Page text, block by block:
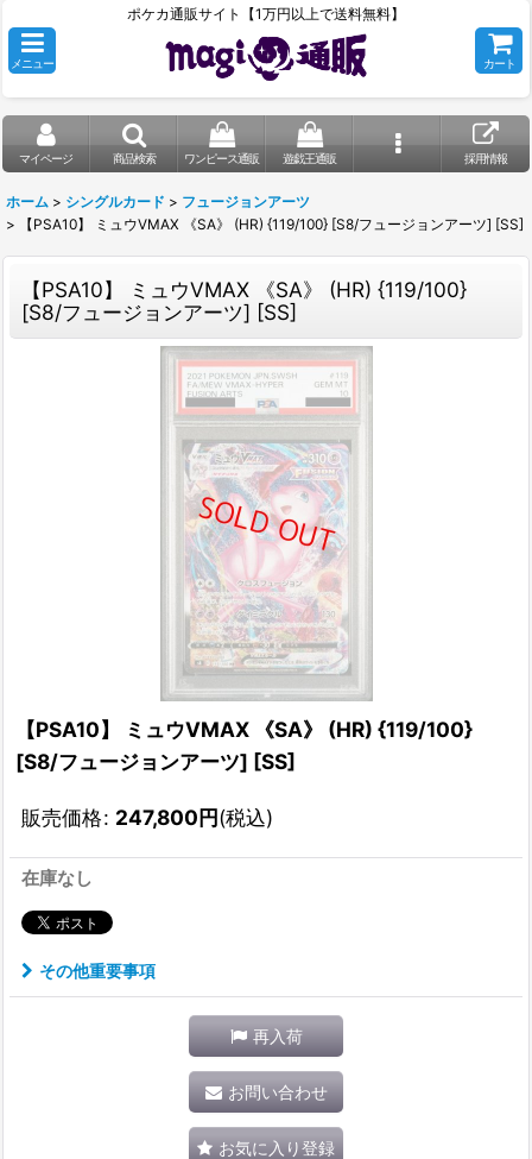
ポケカ通販サイト【1万円以上で送料無料】
メニュー カート
マイページ 商品検索 ワンピース通販 遊戯王通販 採用情報
ホーム > シングルカード > フュージョンアーツ
>
【PSA10】 ミュウVMAX 《SA》 (HR) {119/100} [S8/フュージョンアーツ] [SS]
【PSA10】 ミュウVMAX 《SA》 (HR) {119/100}
[S8/フュージョンアーツ] [SS]
【PSA10】 ミュウVMAX 《SA》 (HR) {119/100}
[S8/フュージョンアーツ] [SS]
販売価格: 247,800円(税込)
在庫なし
その他重要事項
再入荷
お問い合わせ
お気に入り登録